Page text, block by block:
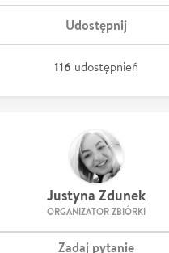
Udostępnij
116 udostępnień
Justyna Zdunek
ORGANIZATOR ZBIÓRKI
Zadaj pytanie